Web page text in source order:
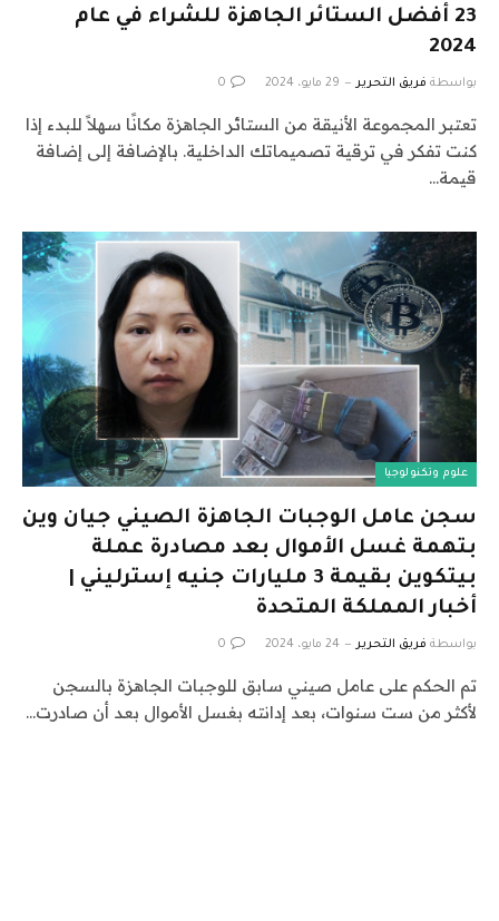
23 أفضل الستائر الجاهزة للشراء في عام
2024
بواسطة فريق التحرير 29 مايو، 2024 0
تعتبر المجموعة الأنيقة من الستائر الجاهزة مكانًا سهلاً للبدء إذا
كنت تفكر في ترقية تصميماتك الداخلية. بالإضافة إلى إضافة
قيمة…
علوم وتكنولوجيا
سجن عامل الوجبات الجاهزة الصيني جيان وين
بتهمة غسل الأموال بعد مصادرة عملة
بيتكوين بقيمة 3 مليارات جنيه إسترليني |
أخبار المملكة المتحدة
بواسطة فريق التحرير 24 مايو، 2024 0
تم الحكم على عامل صيني سابق للوجبات الجاهزة بالسجن
لأكثر من ست سنوات، بعد إدانته بغسل الأموال بعد أن صادرت…